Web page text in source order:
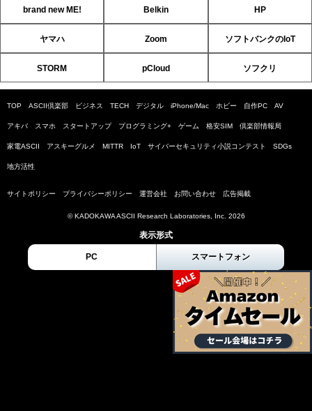
brand new ME! Belkin HP
ヤマハ Zoom ソフトバンクのIoT
STORM pCloud ソフクリ
TOP ASCII倶楽部 ビジネス TECH デジタル iPhone/Mac ホビー 自作PC AV
アキバ スマホ スタートアップ プログラミング+ ゲーム 格安SIM 倶楽部情報局
家電ASCII アスキーグルメ MITTR IoT サイバーセキュリティ小説コンテスト SDGs
地方活性
サイトポリシー プライバシーポリシー 運営会社 お問い合わせ 広告掲載
© KADOKAWA ASCII Research Laboratories, Inc. 2026
表示形式
PC スマートフォン